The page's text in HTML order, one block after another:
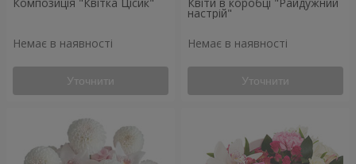
Немає в наявності
Уточнити
настрій"
Немає в наявності
Уточнити